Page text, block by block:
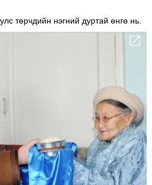
төрчдийн нэгний дуртай өнгө нь.